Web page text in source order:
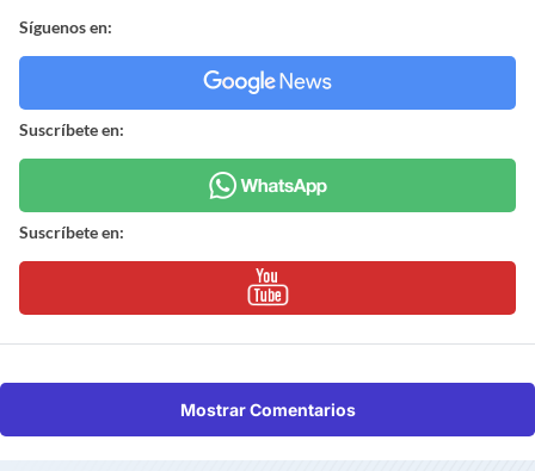
Síguenos en:
Suscríbete en:
Suscríbete en:
Mostrar Comentarios